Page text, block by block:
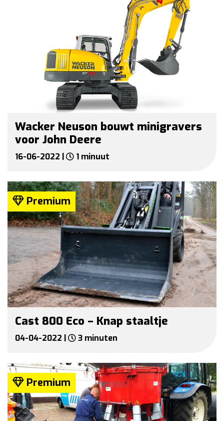
Wacker Neuson bouwt minigravers
voor John Deere
16-06-2022 | 1 minuut
Premium
Cast 800 Eco – Knap staaltje
04-04-2022 | 3 minuten
Premium